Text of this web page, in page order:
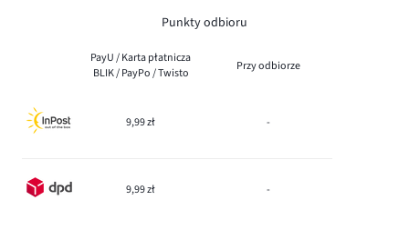
Punkty odbioru
PayU / Karta płatnicza
BLIK / PayPo / Twisto
Przy odbiorze
9,99 zł -
9,99 zł -